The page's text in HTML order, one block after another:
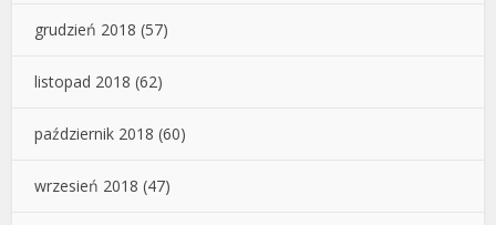
grudzień 2018 (57)
listopad 2018 (62)
październik 2018 (60)
wrzesień 2018 (47)